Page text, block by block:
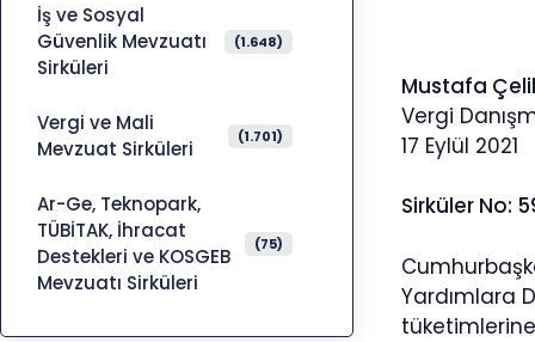
Mustafa
Vergi
17 Eylül 2021
Sirküler No:
Yardımlara
İş ve Sosyal
Güvenlik Mevzuatı
Sirküleri
(1.648)
Vergi ve Mali
Mevzuat Sirküleri
(1.701)
Ar-Ge, Teknopark,
TÜBİTAK, İhracat
Destekleri ve KOSGEB
Mevzuatı Sirküleri
(75)